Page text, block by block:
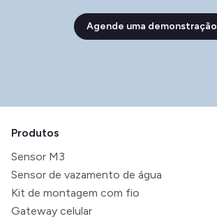
Agende uma demonstração
Produtos
Sensor M3
Sensor de vazamento de água
Kit de montagem com fio
Gateway celular